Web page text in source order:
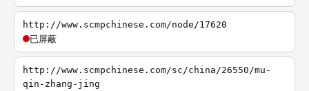
http://www.scmpchinese.com/node/17620
已屏蔽
http://www.scmpchinese.com/sc/china/26550/mu-
qin-zhang-jing